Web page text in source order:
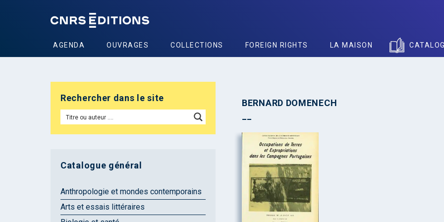
AGENDA OUVRAGES COLLECTIONS FOREIGN RIGHTS LA MAISON
BERNARD DOMENECH
Rechercher dans le site
Catalogue général
Anthropologie et mondes contemporains
Arts et essais littéraires